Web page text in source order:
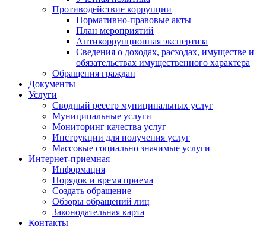
Противодействие коррупции
Нормативно-правовые акты
План мероприятий
Антикоррупционная экспертиза
Сведения о доходах, расходах, имуществе и
обязательствах имущественного характера
Обращения граждан
Документы
Услуги
Сводный реестр муниципальных услуг
Муниципальные услуги
Мониторинг качества услуг
Инструкции для получения услуг
Массовые социально значимые услуги
Интернет-приемная
Информация
Порядок и время приема
Создать обращение
Обзоры обращений лиц
Законодательная карта
Контакты